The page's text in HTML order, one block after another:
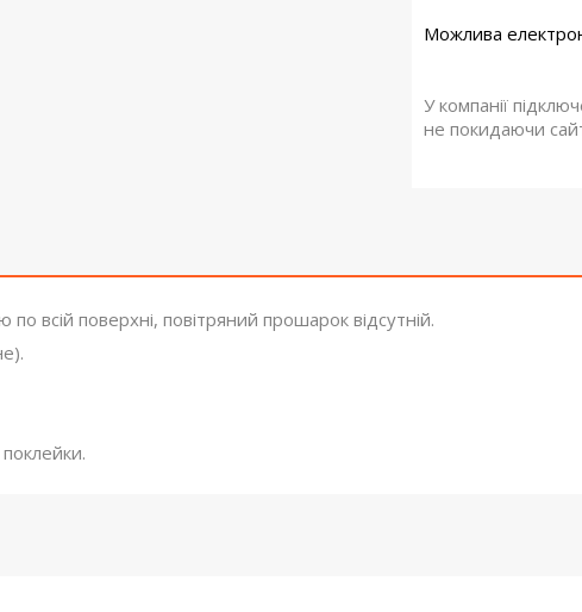
У компанії
не покидаючи
всій поверхні, повітряний прошарок відсутній.